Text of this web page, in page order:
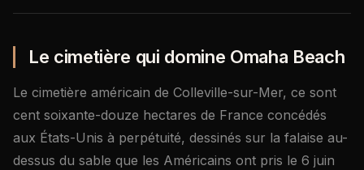
Le cimetière qui domine Omaha Beach
Le cimetière américain de Colleville-sur-Mer, ce sont
cent soixante-douze hectares de France concédés
aux États-Unis à perpétuité, dessinés sur la falaise au-
dessus du sable que les Américains ont pris le 6 juin